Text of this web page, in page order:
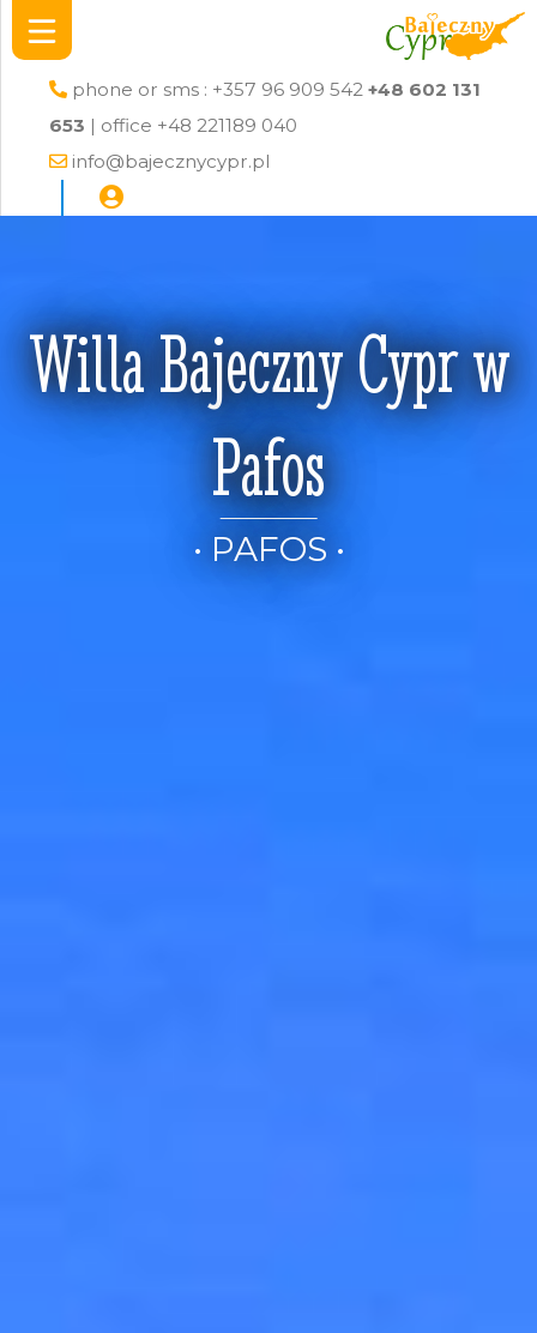
phone or sms : +357 96 909 542 +48 602 131
653 | office +48 221189 040
info@bajecznycypr.pl
Willa Bajeczny Cypr w
Pafos
• PAFOS •